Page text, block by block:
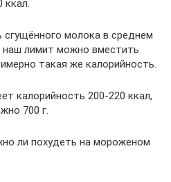
ккал.
сгущённого молока в среднем
наш лимит можно вместить
такая же калорийность.
калорийность 200-220 ккал,
700 г.
ли похудеть на мороженом